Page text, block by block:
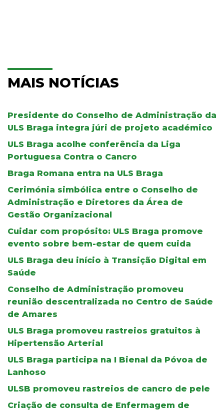
MAIS NOTÍCIAS
Presidente do Conselho de Administração da
ULS Braga integra júri de projeto académico
ULS Braga acolhe conferência da Liga
Portuguesa Contra o Cancro
Braga Romana entra na ULS Braga
Cerimónia simbólica entre o Conselho de
Administração e Diretores da Área de
Gestão Organizacional
Cuidar com propósito: ULS Braga promove
evento sobre bem-estar de quem cuida
ULS Braga deu início à Transição Digital em
Saúde
Conselho de Administração promoveu
reunião descentralizada no Centro de Saúde
de Amares
ULS Braga promoveu rastreios gratuitos à
Hipertensão Arterial
ULS Braga participa na I Bienal da Póvoa de
Lanhoso
ULSB promoveu rastreios de cancro de pele
Criação de consulta de Enfermagem de